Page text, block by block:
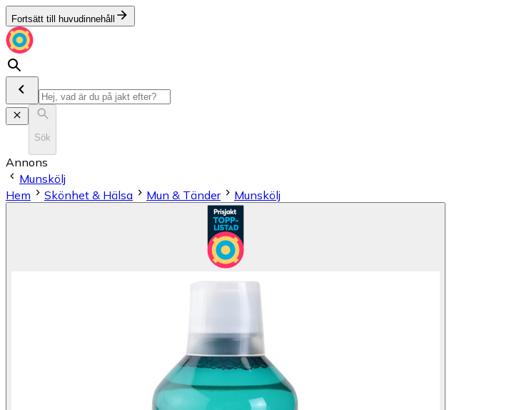
Fortsätt till huvudinnehåll
Sök
Annons
Munskölj
Hem
Skönhet & Hälsa Mun & Tänder Munskölj